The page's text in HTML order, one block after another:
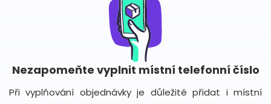
Nezapomeňte vyplnit místní telefonní číslo
Při vyplňování objednávky je důležité přidat i místní